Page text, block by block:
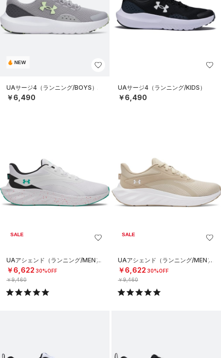
NEW
UAサージ4（ランニング/BOYS）
￥6,490
UAサージ4（ランニング/KIDS）
￥6,490
SALE
UAアシェンド（ランニング/MEN）
￥6,622 30%OFF
￥9,460
SALE
UAアシェンド（ランニング/MEN）
￥6,622 30%OFF
￥9,460